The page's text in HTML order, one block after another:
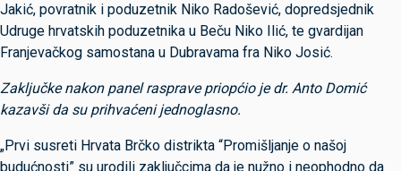
Jakić, povratnik i poduzetnik Niko Radošević, dopredsjednik
Udruge hrvatskih poduzetnika u Beču Niko Ilić, te gvardijan
Franjevačkog samostana u Dubravama fra Niko Josić.
Zaključke nakon panel rasprave priopćio je dr. Anto Domić
kazavši da su prihvaćeni jednoglasno.
„Prvi susreti Hrvata Brčko distrikta “Promišljanje o našoj
budućnosti” su urodili zaključcima da je nužno i neophodno da